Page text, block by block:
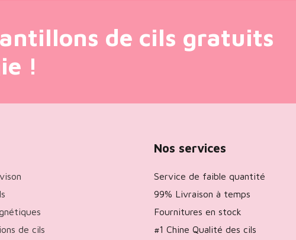
de cils gratuits
!
de cils
Nos services
Service de faible quantité
99% Livraison à temps
Fournitures en stock
#1 Chine Qualité des cils